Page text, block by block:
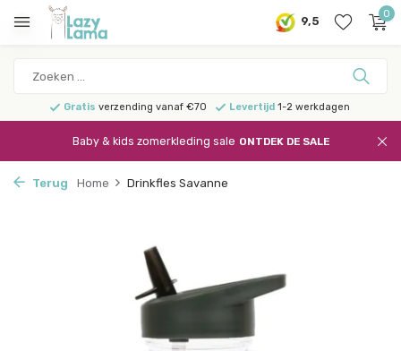
9,5
0
Gratis verzending vanaf €70 Levertijd1-2 werkdagen
Baby & kids zomerkleding sale ONTDEK DE SALE
Terug Home Drinkfles Savanne